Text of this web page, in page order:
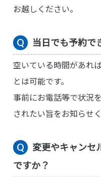
お越しください。
当日でも予約で
空いている時間があれ
とは可能です。
事前にお電話等で状況
されたい旨をお知らせく
変更やキャンセ
ですか？